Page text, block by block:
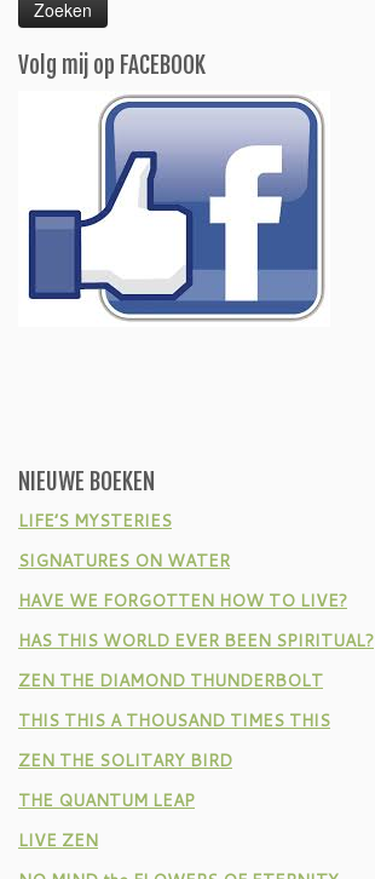
Volg mij op FACEBOOK
NIEUWE BOEKEN
LIFE’S MYSTERIES
SIGNATURES ON WATER
HAVE WE FORGOTTEN HOW TO LIVE?
HAS THIS WORLD EVER BEEN SPIRITUAL?
ZEN THE DIAMOND THUNDERBOLT
THIS THIS A THOUSAND TIMES THIS
ZEN THE SOLITARY BIRD
THE QUANTUM LEAP
LIVE ZEN